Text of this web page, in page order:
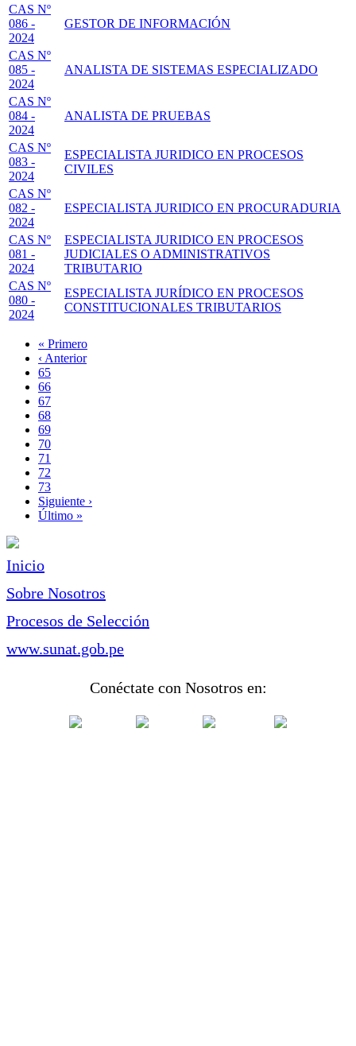
CAS Nº
086 -
2024
GESTOR DE INFORMACIÓN
CAS Nº
085 -
2024
ANALISTA DE SISTEMAS ESPECIALIZADO
CAS Nº
084 -
2024
ANALISTA DE PRUEBAS
CAS Nº
083 -
2024
ESPECIALISTA JURIDICO EN PROCESOS
CIVILES
CAS Nº
082 -
2024
ESPECIALISTA JURIDICO EN PROCURADURIA
CAS Nº
081 -
2024
ESPECIALISTA JURIDICO EN PROCESOS
JUDICIALES O ADMINISTRATIVOS
TRIBUTARIO
CAS Nº
080 -
2024
ESPECIALISTA JURÍDICO EN PROCESOS
CONSTITUCIONALES TRIBUTARIOS
Paginación
Primera
página
« Primero
Página
anterior
‹ Anterior
Page
65
Page
66
Page
67
Page
68
Página
actual
69
Page
70
Page
71
Page
72
Page
73
Siguiente
página
Siguiente ›
Última
Último »
Inicio
Sobre Nosotros
Procesos de Selección
www.sunat.gob.pe
Conéctate con Nosotros en: